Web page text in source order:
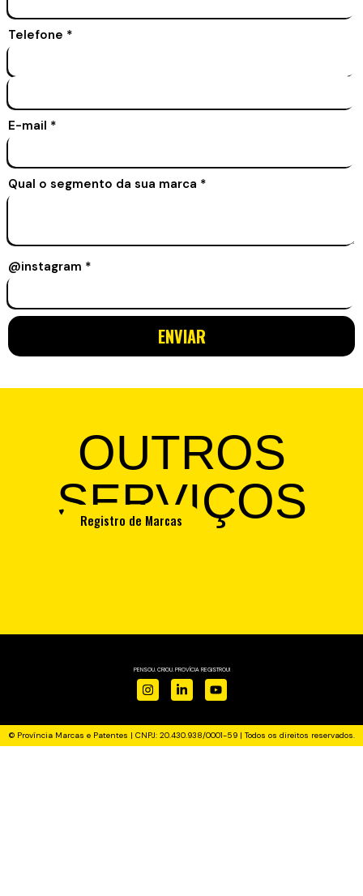
Telefone *
E-mail *
Qual o segmento da sua marca *
@instagram *
ENVIAR
OUTROS
SERVIÇOS
Registro de Marcas
PENSOU. CRIOU. PROVÍCIA REGISTROU!
© Província Marcas e Patentes | CNPJ: 20.430.938/0001-59 | Todos os direitos reservados.